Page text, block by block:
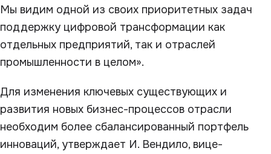
Мы видим одной из своих приоритетных задач
поддержку цифровой трансформации как
отдельных предприятий, так и отраслей
промышленности в целом».
Для изменения ключевых существующих и
развития новых бизнес-процессов отрасли
необходим более сбалансированный портфель
инноваций, утверждает И. Вендило, вице-